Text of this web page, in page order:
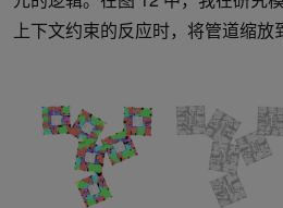
上下文约束的反应时，将管道缩放